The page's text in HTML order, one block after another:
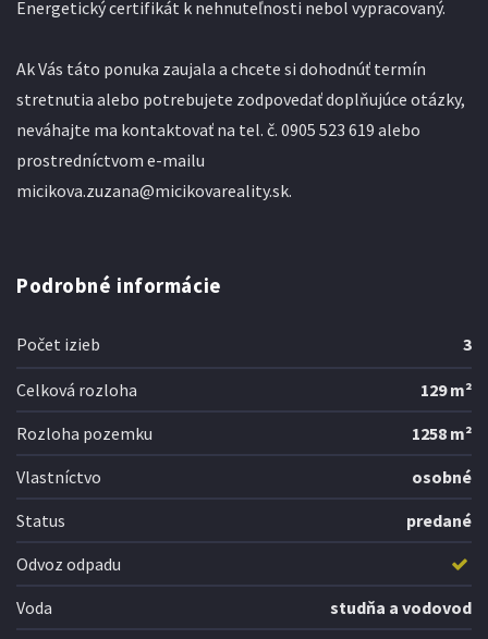
Energetický certifikát k nehnuteľnosti nebol vypracovaný.
Ak Vás táto ponuka zaujala a chcete si dohodnúť termín
stretnutia alebo potrebujete zodpovedať doplňujúce otázky,
neváhajte ma kontaktovať na tel. č. 0905 523 619 alebo
prostredníctvom e-mailu
micikova.zuzana@micikovareality.sk.
Podrobné informácie
Počet izieb 3
Celková rozloha
129 m²
Rozloha pozemku
1258 m²
Vlastníctvo
osobné
Status
predané
Odvoz odpadu
Voda
studňa a vodovod